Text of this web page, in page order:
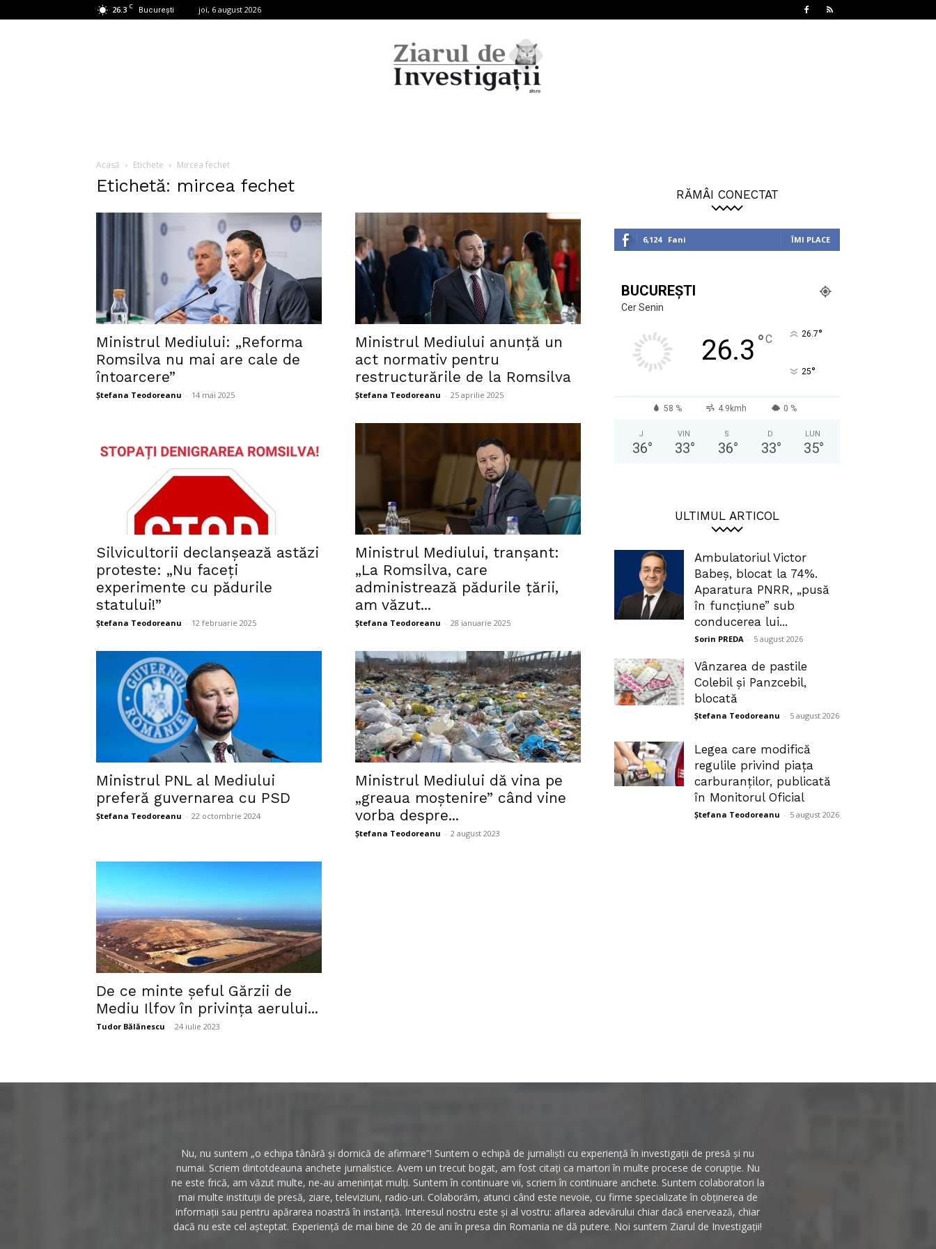
26.3 C București joi, 6 august 2026
de
Investigații
Acasă Etichete Mircea fechet
Etichetă: mircea fechet
Ministrul Mediului: „Reforma
Romsilva nu mai are cale de
întoarcere”
Ștefana Teodoreanu - 14 mai 2025
Ministrul Mediului anunță un
act normativ pentru
restructurările de la Romsilva
Ștefana Teodoreanu - 25 aprilie 2025
Silvicultorii declanșează astăzi
proteste: „Nu faceți
experimente cu pădurile
statului!”
Ștefana Teodoreanu - 12 februarie 2025
Ministrul Mediului, tranșant:
„La Romsilva, care
administrează pădurile țării,
am văzut...
Ștefana Teodoreanu - 28 ianuarie 2025
Ministrul PNL al Mediului
preferă guvernarea cu PSD
Ștefana Teodoreanu - 22 octombrie 2024
Ministrul Mediului dă vina pe
„greaua moștenire” când vine
vorba despre...
Ștefana Teodoreanu - 2 august 2023
De ce minte șeful Gărzii de
Mediu Ilfov în privința aerului...
Tudor Bălănescu - 24 iulie 2023
RĂMÂI CONECTAT
6,124 Fani ÎMI PLACE
BUCUREȘTI
Cer Senin
26.3 °C 26.7°
25°
58 % 4.9kmh 0 %
J
36°
VIN
33°
S
36°
D
33°
LUN
35°
ULTIMUL ARTICOL
Ambulatoriul Victor
Babeș, blocat la 74%.
Aparatura PNRR, „pusă
în funcțiune” sub
conducerea lui...
Sorin PREDA - 5 august 2026
Vânzarea de pastile
Colebil și Panzcebil,
blocată
Ștefana Teodoreanu - 5 august 2026
Legea care modifică
regulile privind piața
carburanților, publicată
în Monitorul Oficial
Ștefana Teodoreanu - 5 august 2026
Nu, nu suntem „o echipa tânără și dornică de afirmare”! Suntem o echipă de jurnaliști cu experiență în investigații de presă și nu
numai. Scriem dintotdeauna anchete jurnalistice. Avem un trecut bogat, am fost citați ca martori în multe procese de corupție. Nu
ne este frică, am văzut multe, ne-au amenințat mulți. Suntem în continuare vii, scriem în continuare anchete. Suntem colaboratori la
mai multe instituții de presă, ziare, televiziuni, radio-uri. Colaborăm, atunci când este nevoie, cu firme specializate în obținerea de
informații sau pentru apărarea noastră în instanță. Interesul nostru este și al vostru: aflarea adevărului chiar dacă enervează, chiar
dacă nu este cel așteptat. Experiență de mai bine de 20 de ani în presa din Romania ne dă putere. Noi suntem Ziarul de Investigații!